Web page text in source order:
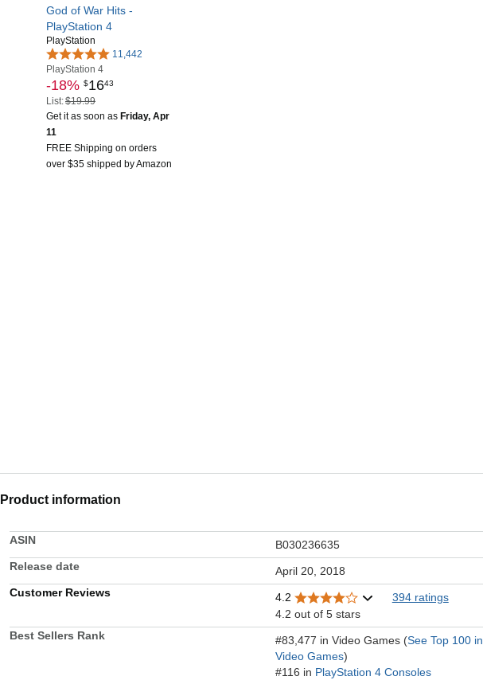
God of War Hits -
PlayStation 4
PlayStation
11,442
PlayStation 4
-18% $1643
List:$19.99
Get it as soon as Friday, Apr
11
FREE Shipping on orders
over $35 shipped by Amazon
Product information
ASIN
B030236635
Release date
April 20, 2018
Customer Reviews
4.2
394 ratings
4.2 out of 5 stars
Best Sellers Rank
#83,477 in Video Games (See Top 100 in
Video Games)
#116 in PlayStation 4 Consoles